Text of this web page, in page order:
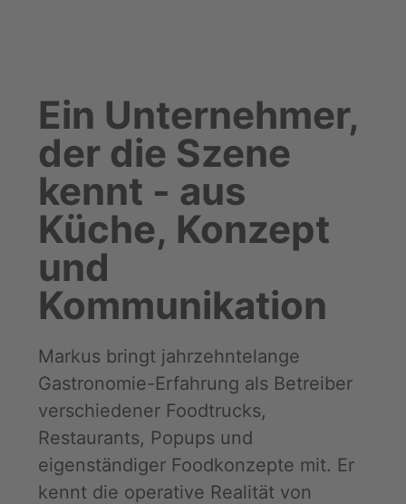
Ein Unternehmer,
der die Szene
kennt - aus
Küche, Konzept
und
Kommunikation
Markus bringt jahrzehntelange
Gastronomie-Erfahrung als Betreiber
verschiedener Foodtrucks,
Restaurants, Popups und
eigenständiger Foodkonzepte mit. Er
kennt die operative Realität von